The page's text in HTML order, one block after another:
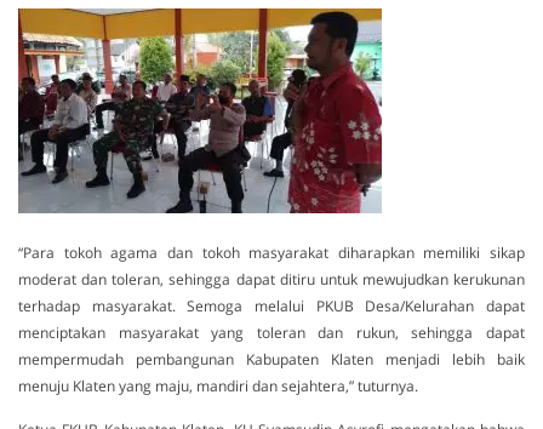
“Para tokoh agama dan tokoh masyarakat diharapkan memiliki sikap
moderat dan toleran, sehingga dapat ditiru untuk mewujudkan kerukunan
terhadap masyarakat. Semoga melalui PKUB Desa/Kelurahan dapat
menciptakan masyarakat yang toleran dan rukun, sehingga dapat
mempermudah pembangunan Kabupaten Klaten menjadi lebih baik
menuju Klaten yang maju, mandiri dan sejahtera,” tuturnya.